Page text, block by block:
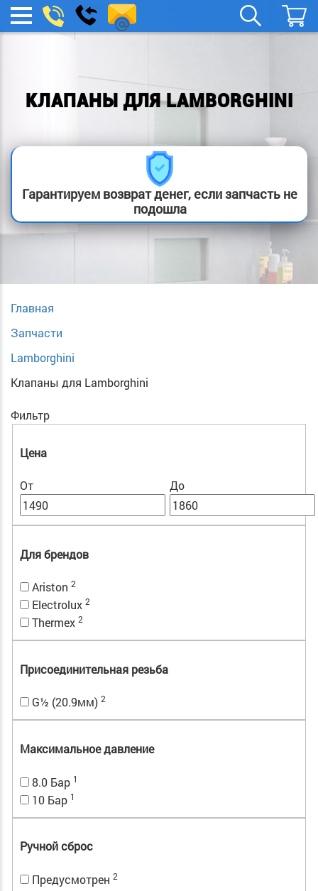
МЕНЮ
boylera@yandex.ru
Заказать
звонок
КЛАПАНЫ ДЛЯ LAMBORGHINI
Гарантируем возврат денег, если запчасть не
подошла
Главная
Запчасти
Lamborghini
Клапаны для Lamborghini
Фильтр
Цена
От До
Для брендов
Ariston 2
Electrolux 2
Thermex 2
Присоединительная резьба
G½ (20.9мм) 2
Максимальное давление
8.0 Бар 1
10 Бар 1
Ручной сброс
Предусмотрен 2